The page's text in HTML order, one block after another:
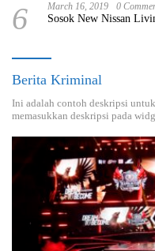
6 March 16, 2019 0
Sosok New Nissan
Berita Kriminal
Ini adalah contoh deskripsi
memasukkan deskripsi pada